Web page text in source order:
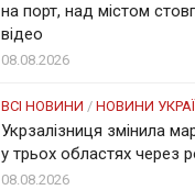
на порт, над містом
відео
08.08.2026
ВСІ НОВИНИ / НОВИНИ
Укрзалізниця змінила
у трьох областях через
08.08.2026